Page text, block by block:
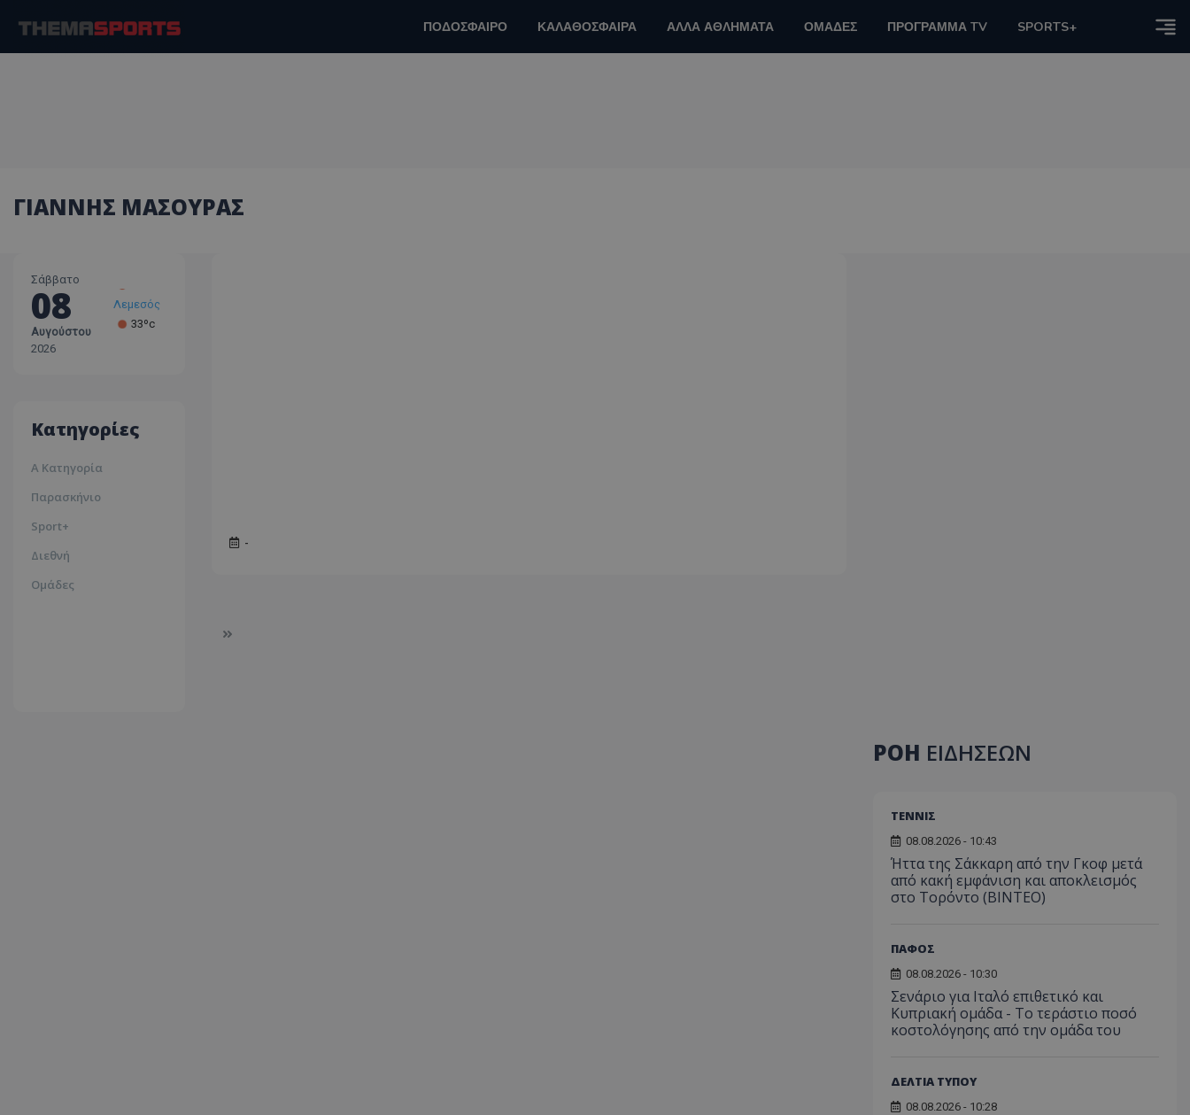
ΠΟΔΟΣΦΑΙΡΟ ΚΑΛΑΘΟΣΦΑΙΡΑ ΑΛΛΑ ΑΘΛΗΜΑΤΑ ΟΜΑΔΕΣ ΠΡΟΓΡΑΜΜΑ TV SPORTS+
ΓΙΑΝΝΗΣ ΜΑΣΟΥΡΑΣ
Σάββατο
08
Αυγούστου
2026
Λεμεσός
33ºc
Κατηγορίες
Α Κατηγορία
Παρασκήνιο
Sport+
Διεθνή
Ομάδες
-
ΡΟΗ ΕΙΔΗΣΕΩΝ
ΤΕΝΝΙΣ
08.08.2026 - 10:43
Ήττα της Σάκκαρη από την Γκοφ μετά
από κακή εμφάνιση και αποκλεισμός
στο Τορόντο (ΒΙΝΤΕΟ)
ΠΑΦΟΣ
08.08.2026 - 10:30
Σενάριο για Ιταλό επιθετικό και
Κυπριακή ομάδα - Το τεράστιο ποσό
κοστολόγησης από την ομάδα του
ΔΕΛΤΙΑ ΤΥΠΟΥ
08.08.2026 - 10:28